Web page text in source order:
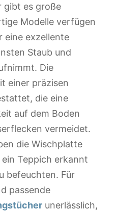
gibt es große
Modelle verfügen
eine exzellente
Staub und
Die
einer präzisen
die eine
auf dem Boden
vermeidet.
die Wischplatte
Teppich erkannt
befeuchten. Für
passende
unerlässlich,